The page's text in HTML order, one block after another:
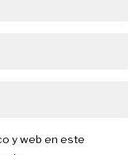
y web en este